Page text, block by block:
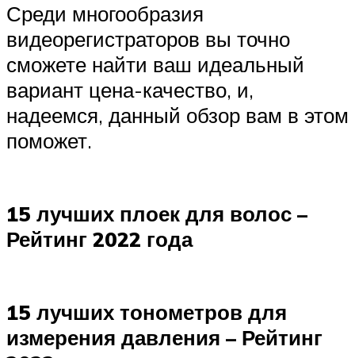
Среди многообразия
видеорегистраторов вы точно
сможете найти ваш идеальный
вариант цена-качество, и,
надеемся, данный обзор вам в этом
поможет.
15 лучших плоек для волос –
Рейтинг 2022 года
15 лучших тонометров для
измерения давления – Рейтинг